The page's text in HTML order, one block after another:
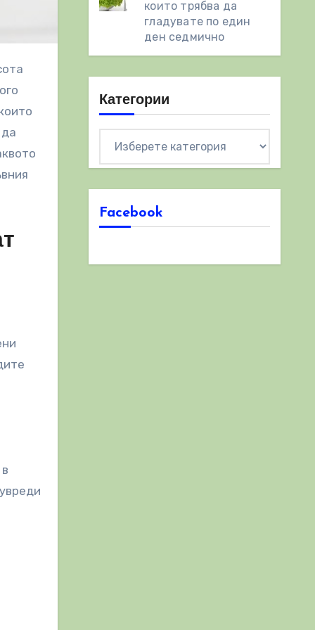
които трябва да
гладувате по един
ден седмично
Категории
Facebook